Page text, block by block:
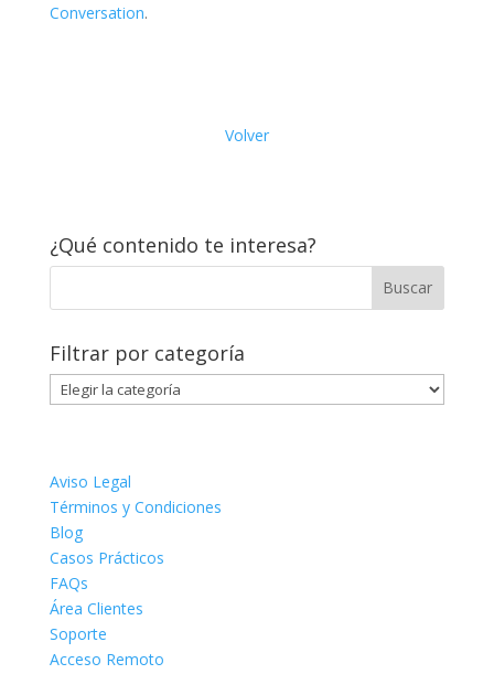
Conversation.
Volver
¿Qué contenido te interesa?
Filtrar por categoría
Filtrar
por
Aviso Legal
Términos y Condiciones
Blog
Casos Prácticos
FAQs
Área Clientes
Soporte
Acceso Remoto